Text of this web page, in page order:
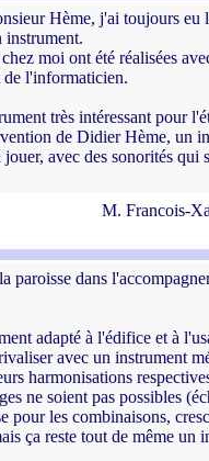
Hème, j'ai toujours eu
instrument.
moi ont été réalisées
de l'informaticien.
très intéressant pour
de Didier Hème, un
avec des sonorités qui
M. Francois-
paroisse dans
adapté à l'édifice et à
avec un instrument
harmonisations
ne soient pas possibles
pour les combinaisons,
ça reste tout de même un